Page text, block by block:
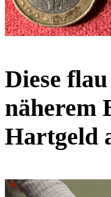
Diese
näherem
Hartgeld